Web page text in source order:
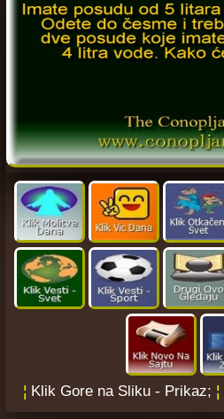
¦ Klik Gore na Sliku - Prikaz; ¦